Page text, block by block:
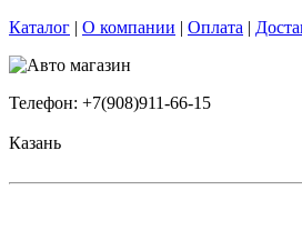
Каталог | О компании | Оплата |
Телефон: +7(908)911-66-15
Казань